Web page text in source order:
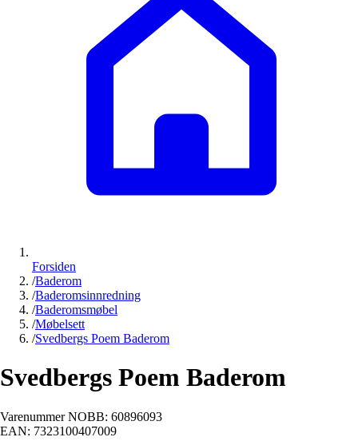
Forsiden
/Baderom
/Baderomsinnredning
/Baderomsmøbel
/Møbelsett
/Svedbergs Poem Baderom
Svedbergs Poem Baderom
Varenummer NOBB: 60896093
EAN: 7323100407009